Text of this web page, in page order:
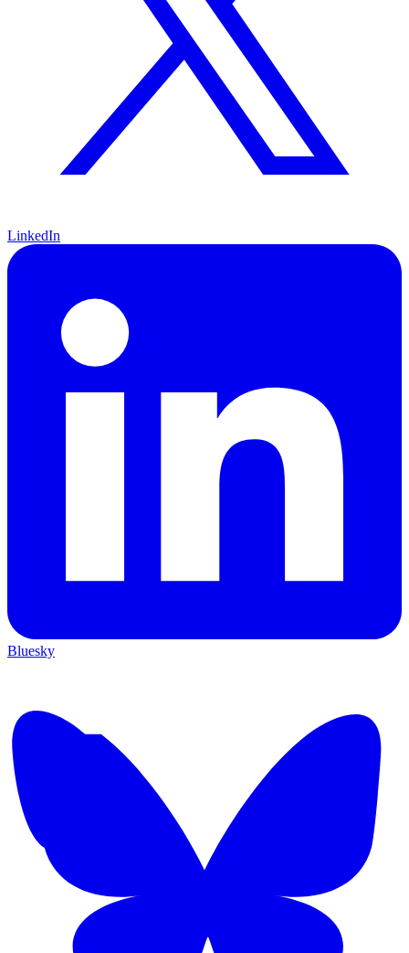
LinkedIn
Bluesky